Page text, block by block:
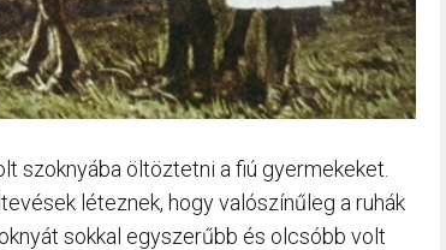
szoknyába öltöztetni a fiú gyermekeket.
léteznek, hogy valószínűleg a ruhák
sokkal egyszerűbb és olcsóbb volt